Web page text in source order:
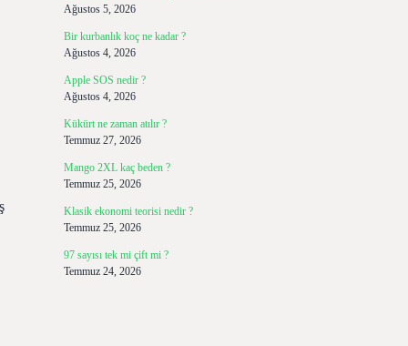
Ağustos 5, 2026
Bir kurbanlık koç ne kadar ?
Ağustos 4, 2026
Apple SOS nedir ?
Ağustos 4, 2026
Kükürt ne zaman atılır ?
Temmuz 27, 2026
Mango 2XL kaç beden ?
Temmuz 25, 2026
Klasik ekonomi teorisi nedir ?
Temmuz 25, 2026
97 sayısı tek mi çift mi ?
Temmuz 24, 2026